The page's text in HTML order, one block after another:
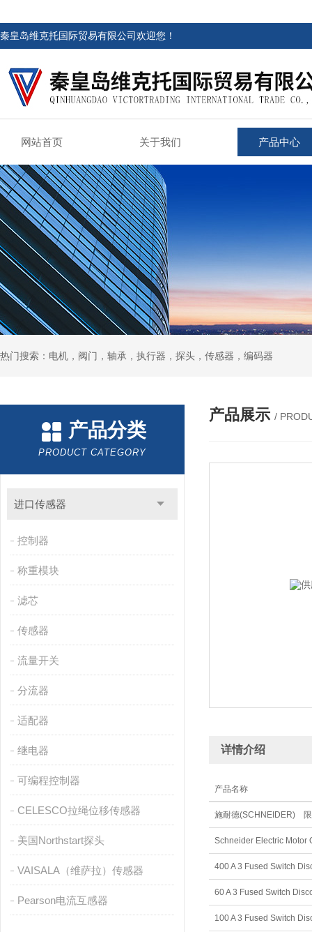
秦皇岛维克托国际贸易有限公司欢迎您！
网站首页 关于我们 产品中心
热门搜索：电机，阀门，轴承，执行器，探头，传感器，编码器
产品分类
PRODUCT CATEGORY
进口传感器
控制器
称重模块
滤芯
传感器
流量开关
分流器
适配器
继电器
可编程控制器
CELESCO拉绳位移传感器
美国Northstart探头
VAISALA（维萨拉）传感器
Pearson电流互感器
产品展示 /
详情介绍
产品名称
施耐德(SCHNEIDER)
Schneider Electric Motor
400 A 3 Fused Switch
60 A 3 Fused Switch
100 A 3 Fused Switch